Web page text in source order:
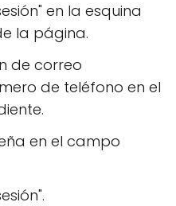
en la esquina
la página.
de correo
de teléfono en el
en el campo